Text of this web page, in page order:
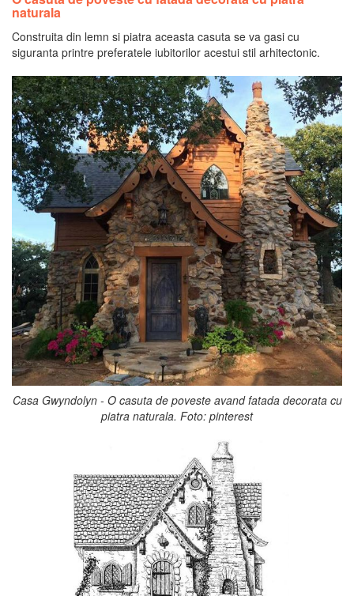
naturala
Construita din lemn si piatra aceasta casuta se va gasi cu
siguranta printre preferatele iubitorilor acestui stil arhitectonic.
Casa Gwyndolyn - O casuta de poveste avand fatada decorata cu
piatra naturala. Foto: pinterest